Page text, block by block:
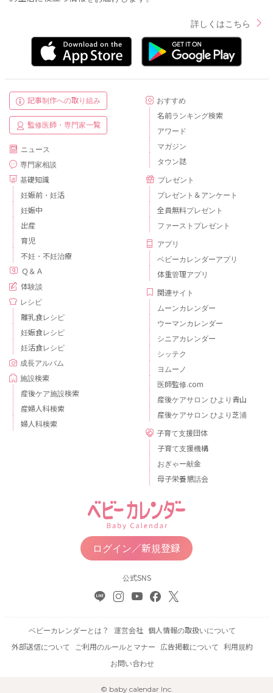
詳しくはこちら
記事制作への取り組み
監修医師・専門家一覧
ニュース
専門家相談
基礎知識
妊娠前・妊活
妊娠中
出産
育児
不妊・不妊治療
Ｑ＆Ａ
体験談
レシピ
離乳食レシピ
妊娠食レシピ
妊活食レシピ
成長アルバム
施設検索
産後ケア施設検索
産婦人科検索
婦人科検索
おすすめ
名前ランキング検索
アワード
マガジン
タウン誌
プレゼント
プレゼント＆アンケート
全員無料プレゼント
ファーストプレゼント
アプリ
ベビーカレンダーアプリ
体重管理アプリ
関連サイト
ムーンカレンダー
ウーマンカレンダー
シニアカレンダー
シッテク
ヨムーノ
医師監修.com
産後ケアサロン ひより青山
産後ケアサロン ひより芝浦
子育て支援団体
子育て支援機構
おぎゃー献金
母子栄養懇話会
ログイン／新規登録
公式SNS
ベビーカレンダーとは？ 運営会社
個人情報の取扱いについて
外部送信について
ご利用のルールとマナー 広告掲載について
利用規約
お問い合わせ
© baby calendar Inc.